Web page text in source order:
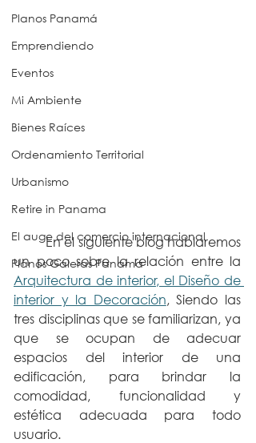
Planos Panamá
Emprendiendo
Eventos
Mi Ambiente
Bienes Raíces
Ordenamiento Territorial
Urbanismo
Retire in Panama
El auge del comercio internacional
Planos Galeras Panama
	En el siguiente blog hablaremos
Arquitectura de interior, el Diseño de
interior y la Decoración, Siendo las
tres disciplinas que se familiarizan, ya
que se ocupan de adecuar
espacios del interior de una
edificación, para brindar la
comodidad, funcionalidad y
estética adecuada para todo
usuario.